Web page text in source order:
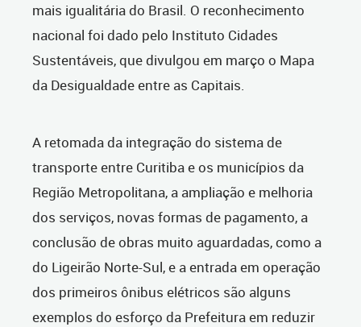
mais igualitária do Brasil. O reconhecimento
nacional foi dado pelo Instituto Cidades
Sustentáveis, que divulgou em março o Mapa
da Desigualdade entre as Capitais.
A retomada da integração do sistema de
transporte entre Curitiba e os municípios da
Região Metropolitana, a ampliação e melhoria
dos serviços, novas formas de pagamento, a
conclusão de obras muito aguardadas, como a
do Ligeirão Norte-Sul, e a entrada em operação
dos primeiros ônibus elétricos são alguns
exemplos do esforço da Prefeitura em reduzir